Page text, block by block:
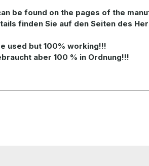
be found on the pages of the
finden Sie auf den Seiten des
used but 100% working!!!
aber 100 % in Ordnung!!!